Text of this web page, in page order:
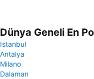
Dünya Geneli En
Istanbul
Antalya
Milano
Dalaman